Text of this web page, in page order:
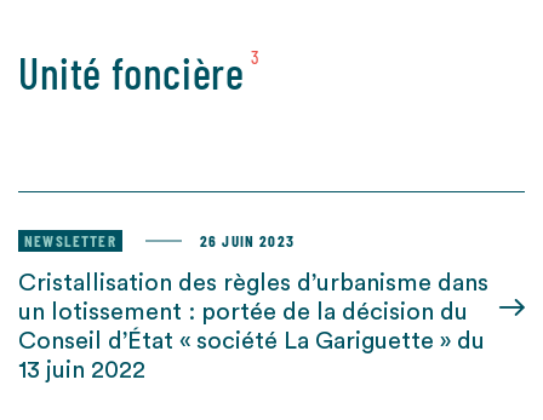
Unité foncière 3
NEWSLETTER 26 JUIN 2023
Cristallisation des règles d’urbanisme dans
un lotissement : portée de la décision du
Conseil d’État « société La Gariguette » du
13 juin 2022